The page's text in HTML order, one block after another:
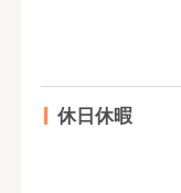
休日休暇